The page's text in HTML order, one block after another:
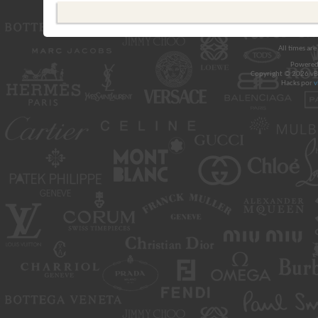
All times
Copyright © 2026
Hacks por